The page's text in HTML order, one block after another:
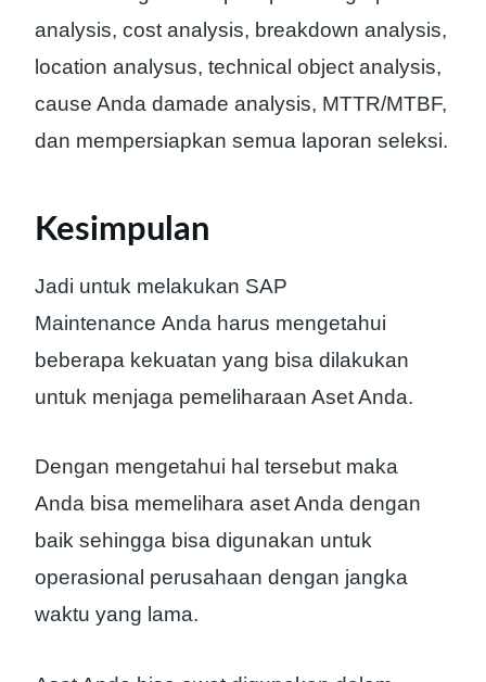
analysis, cost analysis, breakdown analysis,
location analysus, technical object analysis,
cause Anda damade analysis, MTTR/MTBF,
dan mempersiapkan semua laporan seleksi.
Kesimpulan
Jadi untuk melakukan SAP
Maintenance Anda harus mengetahui
beberapa kekuatan yang bisa dilakukan
untuk menjaga pemeliharaan Aset Anda.
Dengan mengetahui hal tersebut maka
Anda bisa memelihara aset Anda dengan
baik sehingga bisa digunakan untuk
operasional perusahaan dengan jangka
waktu yang lama.